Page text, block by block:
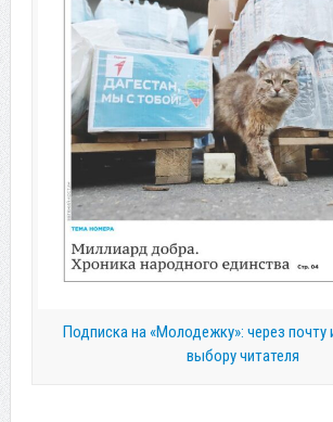
Подписка на «Молодежку»: через почту
выбору читателя